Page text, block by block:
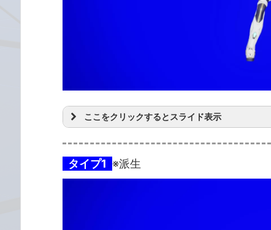
ここをクリックするとスライド表示
タイプ1 ※派生